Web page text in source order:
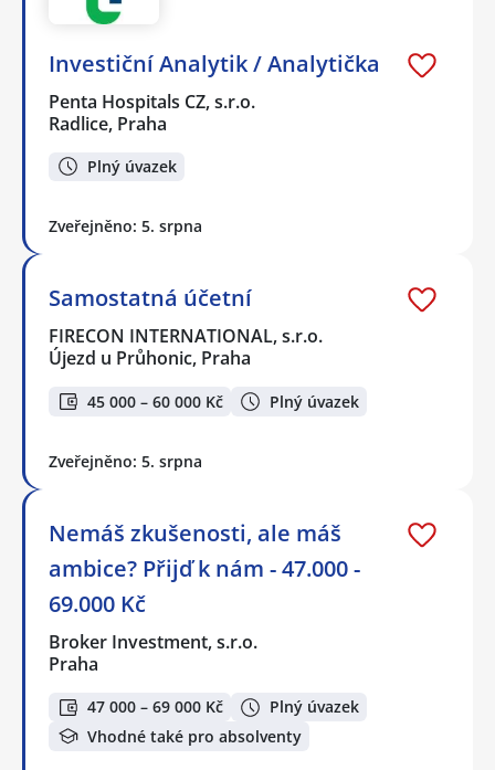
Investiční Analytik / Analytička
Penta Hospitals CZ, s.r.o.
Radlice, Praha
Plný úvazek
Zveřejněno: 5. srpna
Samostatná účetní
FIRECON INTERNATIONAL, s.r.o.
Újezd u Průhonic, Praha
45 000 – 60 000 Kč Plný úvazek
Zveřejněno: 5. srpna
Nemáš zkušenosti, ale máš
ambice? Přijď k nám - 47.000 -
69.000 Kč
Broker Investment, s.r.o.
Praha
47 000 – 69 000 Kč
Plný úvazek
Vhodné také pro absolventy